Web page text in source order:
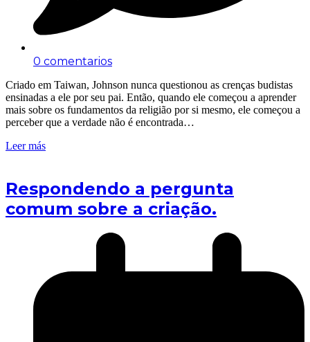
0 comentarios
Criado em Taiwan, Johnson nunca questionou as crenças budistas
ensinadas a ele por seu pai. Então, quando ele começou a aprender
mais sobre os fundamentos da religião por si mesmo, ele começou a
perceber que a verdade não é encontrada…
Leer más
Respondendo a pergunta
comum sobre a criação.